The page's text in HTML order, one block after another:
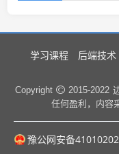
学习课程 后端技术
Copyright 2015-2022
任何盈利，内容
豫公网安备